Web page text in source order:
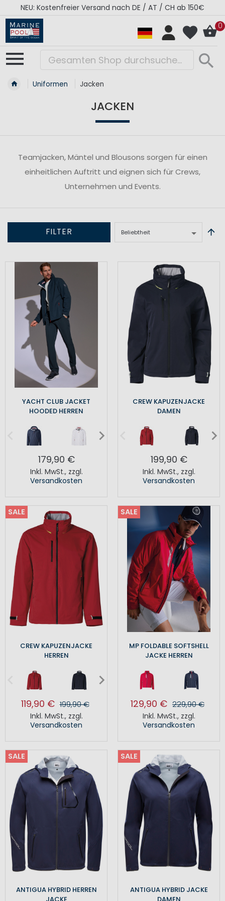
NEU: Kostenfreier Versand nach DE / AT / CH ab 150€
0
Uniformen Jacken
JACKEN
Teamjacken, Mäntel und Blousons sorgen für einen
einheitlichen Auftritt und eignen sich für Crews,
Unternehmen und Events.
FILTER
YACHT CLUB JACKET
HOODED HERREN
179,90 €
Inkl. MwSt., zzgl.
Versandkosten
CREW KAPUZENJACKE
DAMEN
199,90 €
Inkl. MwSt., zzgl.
Versandkosten
SALE
CREW KAPUZENJACKE
HERREN
119,90 € 199,90 €
Inkl. MwSt., zzgl.
Versandkosten
SALE
MP FOLDABLE SOFTSHELL
JACKE HERREN
129,90 € 229,90 €
Inkl. MwSt., zzgl.
Versandkosten
SALE
ANTIGUA HYBRID HERREN
SALE
ANTIGUA HYBRID JACKE